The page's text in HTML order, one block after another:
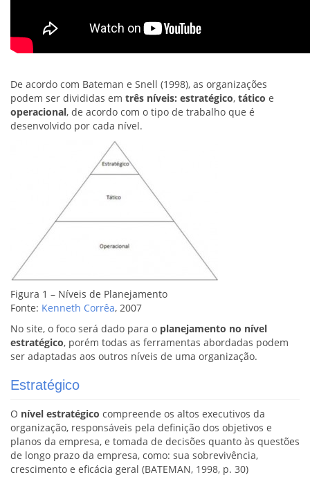
De acordo com Bateman e Snell (1998), as organizações
podem ser divididas em três níveis: estratégico, tático e
operacional, de acordo com o tipo de trabalho que é
desenvolvido por cada nível.
Figura 1 – Níveis de Planejamento
Fonte: Kenneth Corrêa, 2007
No site, o foco será dado para o planejamento no nível
estratégico, porém todas as ferramentas abordadas podem
ser adaptadas aos outros níveis de uma organização.
Estratégico
O nível estratégico compreende os altos executivos da
organização, responsáveis pela definição dos objetivos e
planos da empresa, e tomada de decisões quanto às questões
de longo prazo da empresa, como: sua sobrevivência,
crescimento e eficácia geral (BATEMAN, 1998, p. 30)